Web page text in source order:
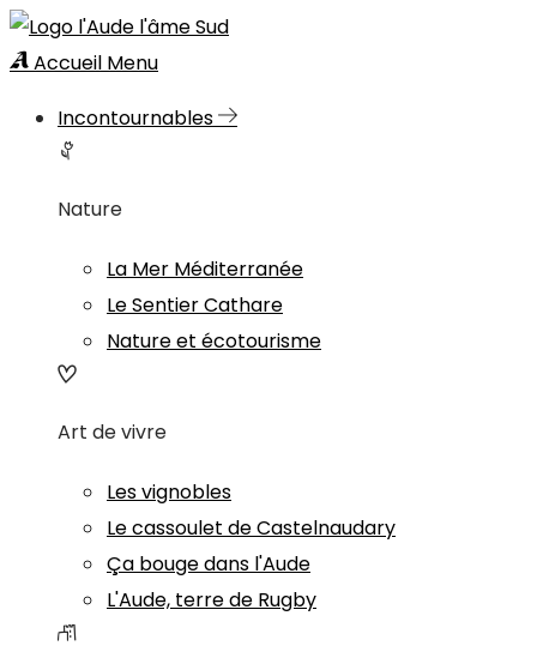
Accueil Menu
Incontournables
Nature
La Mer Méditerranée
Le Sentier Cathare
Nature et écotourisme
Art de vivre
Les vignobles
Le cassoulet de Castelnaudary
Ça bouge dans l'Aude
L'Aude, terre de Rugby